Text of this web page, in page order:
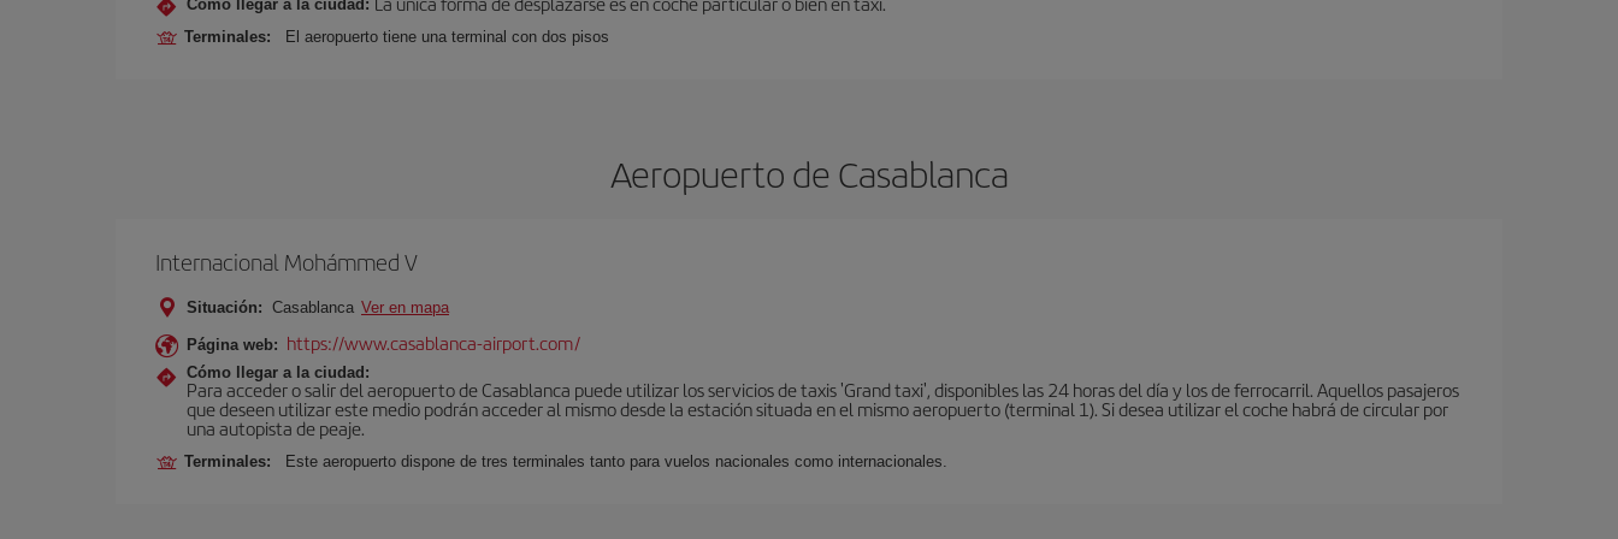
Cómo llegar a la ciudad:
Terminales: El aeropuerto tiene una terminal con dos pisos
Aeropuerto de Casablanca
Internacional Mohámmed V
Situación: Casablanca Ver en mapa
Página web: https://www.casablanca-airport.com/
Cómo llegar a la ciudad:
Para acceder o salir del aeropuerto de Casablanca puede utilizar los servicios de taxis 'Grand taxi', disponibles las 24 horas del día y los de ferrocarril. Aquellos pasajeros
que deseen utilizar este medio podrán acceder al mismo desde la estación situada en el mismo aeropuerto (terminal 1). Si desea utilizar el coche habrá de circular por
una autopista de peaje.
Terminales: Este aeropuerto dispone de tres terminales tanto para vuelos nacionales como internacionales.